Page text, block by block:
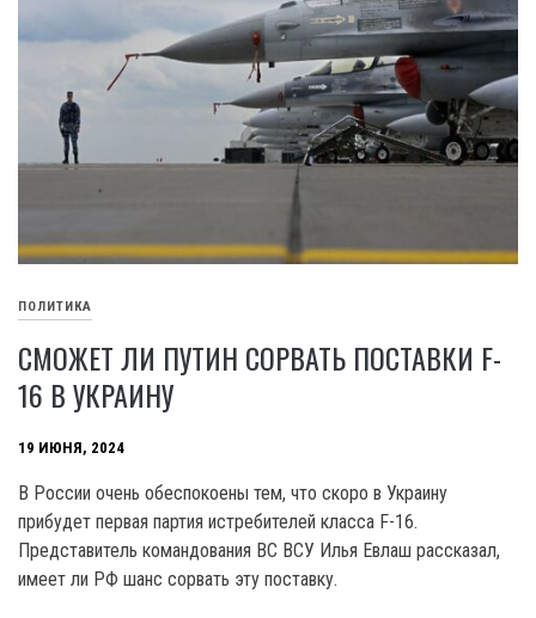
ПОЛИТИКА
СМОЖЕТ ЛИ ПУТИН СОРВАТЬ ПОСТАВКИ F-
16 В УКРАИНУ
19 ИЮНЯ, 2024
В России очень обеспокоены тем, что скоро в Украину
прибудет первая партия истребителей класса F-16.
Представитель командования ВС ВСУ Илья Евлаш рассказал,
имеет ли РФ шанс сорвать эту поставку.